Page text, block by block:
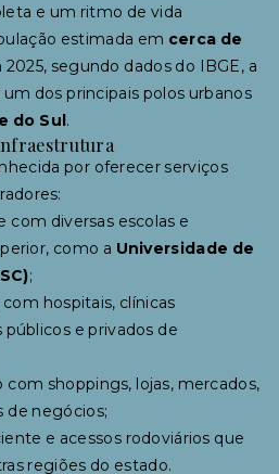
e um ritmo de vida
estimada em cerca de
segundo dados do IBGE, a
dos principais polos urbanos
do Sul.
por oferecer serviços
com diversas escolas e
como a Universidade de
;
hospitais, clínicas
públicos e privados de
shoppings, lojas, mercados,
de negócios;
e acessos rodoviários que
regiões do estado.